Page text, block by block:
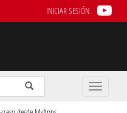
INICIAR SESIÓN
Enviar
Buscar
Toggle